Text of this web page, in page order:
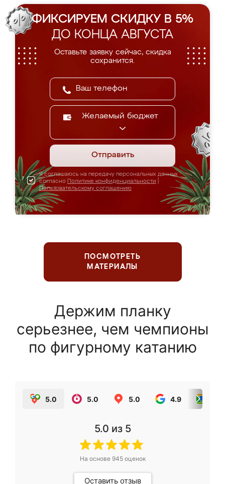
ФИКСИРУЕМ СКИДКУ В 5%
ДО КОНЦА АВГУСТА
Оставьте заявку сейчас, скидка
сохранится.
Желаемый бюджет
Отправить
Я соглашаюсь на передачу персональных данных
согласно Политике конфиденциальности
Пользовательскому соглашению
ПОСМОТРЕТЬ
МАТЕРИАЛЫ
Держим планку
серьезнее, чем чемпионы
по фигурному катанию
5.0 5.0 5.0 4.9
5.0 из 5
На основе 945оценок
Оставить отзыв